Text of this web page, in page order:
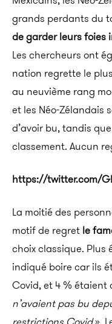
grands perdants du
de garder leurs foies
Les chercheurs ont
nation regrette le
au neuvième rang
et les Néo-Zélandais
d’avoir bu, tandis
classement. Aucun
https://twitter.com/
La moitié des
motif de regret le
choix classique. Plus
indiqué boire car ils
Covid, et 4 % étaient
n’avaient pas bu